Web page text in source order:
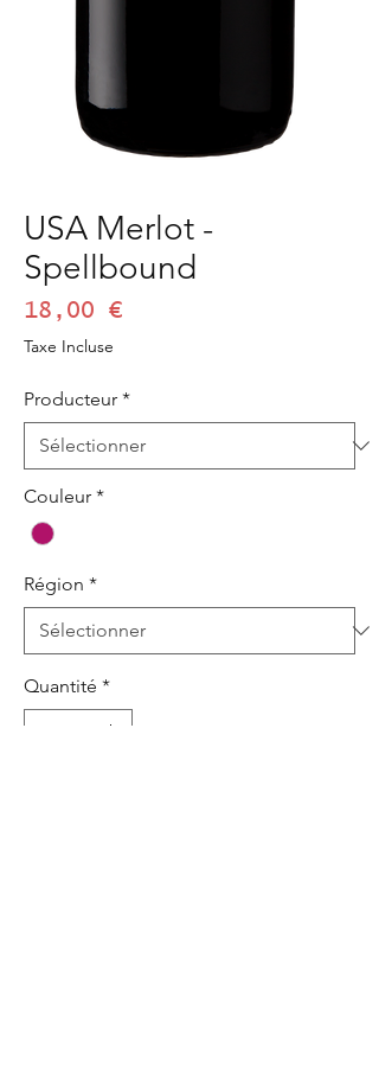
USA Merlot -
Spellbound
18,00 €
Taxe Incluse
Producteur *
Couleur *
Région *
Quantité *